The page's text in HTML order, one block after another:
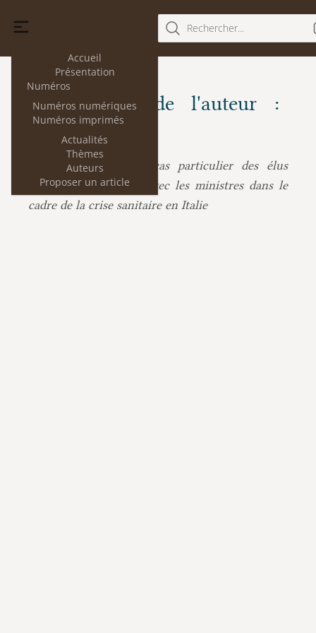
Accueil
Présentation
Numéros
Numéros numériques
Numéros imprimés
Actualités
Thèmes
Auteurs
Proposer un article
Rechercher...
Les articles de l'auteur :
Chiara Padrin
Chiara Padrin :
Le cas particulier des élus
locaux mis en cause avec les ministres dans le
cadre de la crise sanitaire en Italie